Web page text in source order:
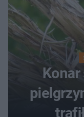
Konar